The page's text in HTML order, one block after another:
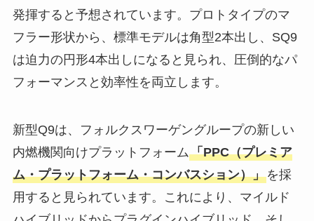
発揮すると予想されています。プロトタイプのマ
フラー形状から、標準モデルは角型2本出し、SQ9
は迫力の円形4本出しになると見られ、圧倒的なパ
フォーマンスと効率性を両立します。
新型Q9は、フォルクスワーゲングループの新しい
内燃機関向けプラットフォーム「PPC（プレミア
ム・プラットフォーム・コンバスション）」を採
用すると見られています。これにより、マイルド